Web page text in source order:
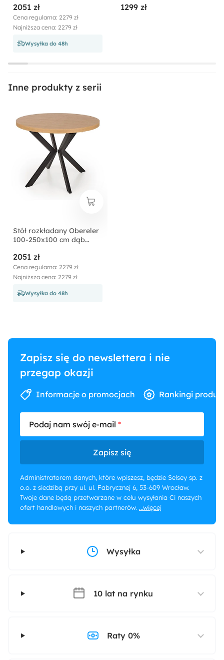
2051 zł
Cena regularna: 2279 zł
Najniższa cena: 2279 zł
Wysyłka do 48h
podstawie
1299 zł
Inne produkty z serii
Stół rozkładany Obereler
100-250x100 cm dąb
2051 zł
Cena regularna: 2279 zł
Najniższa cena: 2279 zł
Wysyłka do 48h
Zapisz się do newslettera i nie
przegap okazji
Informacje o promocjach Rankingi
Podaj nam swój e-mail
Zapisz się
Administratorem danych, które wpiszesz, będzie Selsey sp. z
o.o. z siedzibą przy ul. ul. Fabrycznej 6, 53-609 Wrocław.
Twoje dane będą przetwarzane w celu wysyłania Ci naszych
ofert handlowych i naszych partnerów. ...więcej
Wysyłka
10 lat na rynku
Raty 0%